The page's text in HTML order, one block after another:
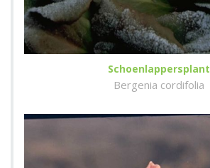
Schoenlappersplant
Bergenia cordifolia